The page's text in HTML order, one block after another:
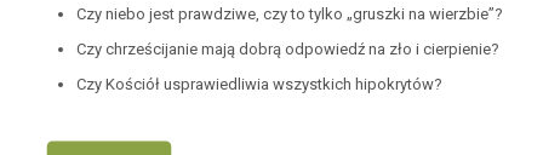
Czy niebo jest prawdziwe, czy to tylko „gruszki na wierzbie”?
Czy chrześcijanie mają dobrą odpowiedź na zło i cierpienie?
Czy Kościół usprawiedliwia wszystkich hipokrytów?